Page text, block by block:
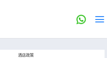
酒店政策